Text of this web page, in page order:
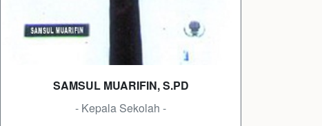
SAMSUL MUARIFIN, S.PD
- Kepala Sekolah -